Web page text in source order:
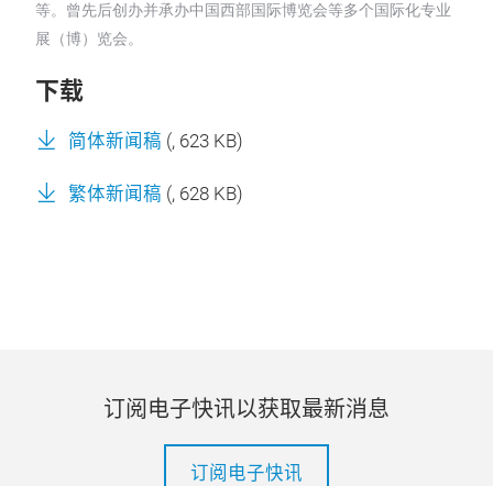
等。曾先后创办并承办中国西部国际博览会等多个国际化专业
展（博）览会。
下载
简体新闻稿 (, 623 KB)
繁体新闻稿 (, 628 KB)
订阅电子快讯以获取最新消息
订阅电子快讯